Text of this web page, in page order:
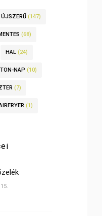
ÚJSZERŰ (147)
(68)
HAL (24)
NAP (10)
(7)
(1)